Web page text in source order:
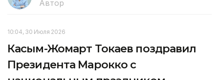
Автор
10:04, 30 Июля 2026
Касым-Жомарт Токаев поздравил
Президента Марокко с